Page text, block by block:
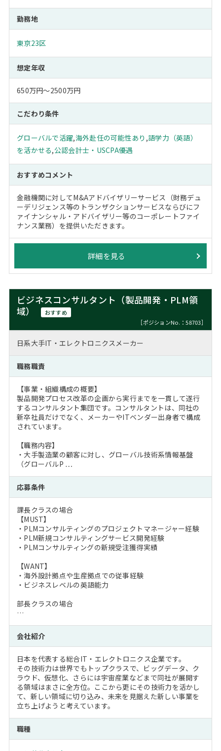
勤務地
東京23区
想定年収
650万円～2500万円
こだわり条件
グローバルで活躍,海外赴任の可能性あり ,語学力（英語）
を活かせる,公認会計士・USCPA優遇
おすすめコメント
金融機関に対してM&Aアドバイザリーサービス（財務デュ
ーデリジェンス等のトランザクションサービスならびにフ
ァイナンシャル・アドバイザリー等のコーポレートファイ
ナンス業務）を提供いただきます。
詳細を見る
ビジネスコンサルタント（製品開発・PLM領
域）
おすすめ
［ポジションNo.：58703］
日系大手IT・エレクトロニクスメーカー
職務職責
【事業・組織構成の概要】
製品開発プロセス改革の企画から実行までを一貫して遂行
するコンサルタント集団です。コンサルタントは、同社の
新卒社員だけでなく、メーカーやITベンダー出身者で構成
されています。
【職務内容】
・大手製造業の顧客に対し、グローバル技術系情報基盤
（グローバルP …
応募条件
課長クラスの場合
【MUST】
・PLMコンサルティングのプロジェクトマネージャー経験
・PLM新規コンサルティングサービス開発経験
・PLMコンサルティングの新規受注獲得実績
【WANT】
・海外設計拠点や生産拠点での従事経験
・ビジネスレベルの英語能力
部長クラスの場合
…
会社紹介
日本を代表する総合IT・エレクトロニクス企業です。
その技術力は世界でもトップクラスで、ビッグデータ、ク
ラウド、仮想化、さらには宇宙産業などまで同社が展開す
る領域はまさに全方位。ここから更にその技術力を活かし
て、新しい領域に切り込み、未来を見据えた新しい事業を
立ち上げようと考えています。
職種